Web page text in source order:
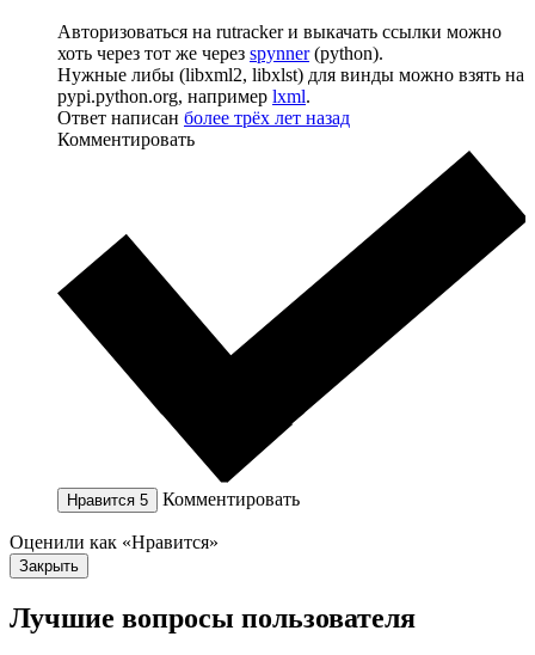
Авторизоваться на rutracker и выкачать ссылки можно
хоть через тот же через spynner(python).
Нужные либы (libxml2, libxlst) для винды можно взять на
pypi.python.org, например lxml.
Ответ написан более трёх лет назад
Комментировать
Нравится 5 Комментировать
Оценили как «Нравится»
Закрыть
Лучшие вопросы пользователя